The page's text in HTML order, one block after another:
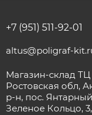
+7 (951) 511-92-01
altus@poligraf-
Магазин-склад ТЦ
Ростовская обл,
р-н, пос.
Зеленое Кольцо,